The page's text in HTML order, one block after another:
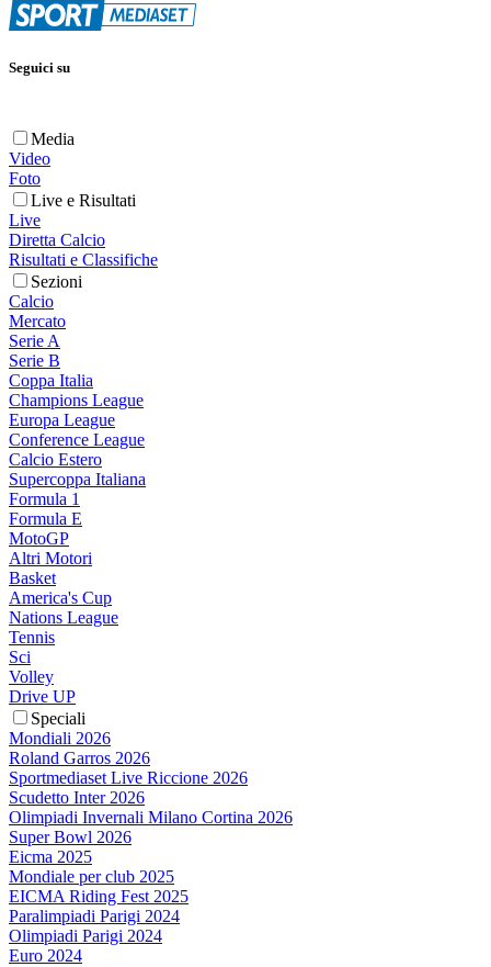
Seguici su
Media
Video
Foto
Live e Risultati
Live
Diretta Calcio
Risultati e Classifiche
Sezioni
Calcio
Mercato
Serie A
Serie B
Coppa Italia
Champions League
Europa League
Conference League
Calcio Estero
Supercoppa Italiana
Formula 1
Formula E
MotoGP
Altri Motori
Basket
America's Cup
Nations League
Tennis
Sci
Volley
Drive UP
Speciali
Mondiali 2026
Roland Garros 2026
Sportmediaset Live Riccione 2026
Scudetto Inter 2026
Olimpiadi Invernali Milano Cortina 2026
Super Bowl 2026
Eicma 2025
Mondiale per club 2025
EICMA Riding Fest 2025
Paralimpiadi Parigi 2024
Olimpiadi Parigi 2024
Euro 2024